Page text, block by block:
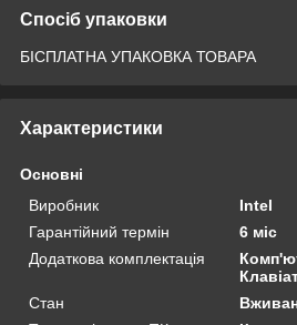
Спосіб упаковки
БІСПЛАТНА УПАКОВКА ТОВАРА
Характеристики
Основні
Виробник
Intel
Гарантійний термін
6 міс
Додаткова комплектація
Стан